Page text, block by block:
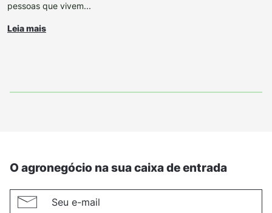
pessoas que vivem...
Leia mais
O agronegócio na sua caixa de entrada